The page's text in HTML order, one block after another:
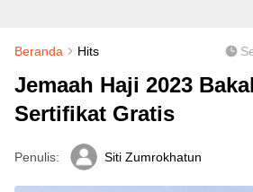
Beranda Hits
Jemaah Haji 2023
Sertifikat Gratis
Penulis: Siti Zumrokhatun